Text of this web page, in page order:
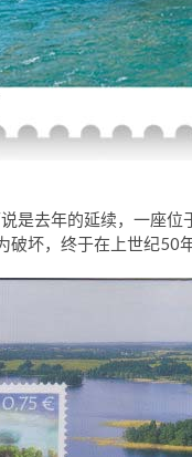
是去年的延续，一座
破坏，终于在上世纪50